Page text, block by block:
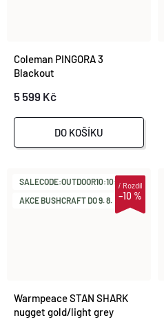
Coleman PINGORA 3
Blackout
5 599 Kč
DO KOŠÍKU
SALECODE:OUTDOOR10:10:%
AKCE BUSHCRAFT DO 9. 8.
–10 %
iRozdíl
Warmpeace STAN SHARK
nugget gold/light grey